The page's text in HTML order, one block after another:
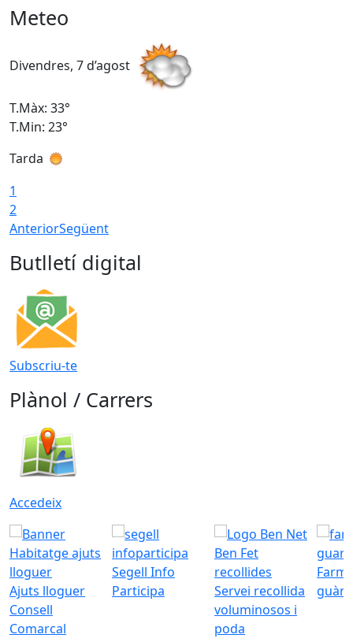
Meteo
Divendres, 7 d’agost
T.Màx: 33°
T.Min: 23°
Tarda
1
2
AnteriorSegüent
Butlletí digital
Subscriu-te
Plànol / Carrers
Accedeix
Ajuts lloguer
Consell
Comarcal
Segell Info
Participa
Servei recollida
voluminosos i
poda